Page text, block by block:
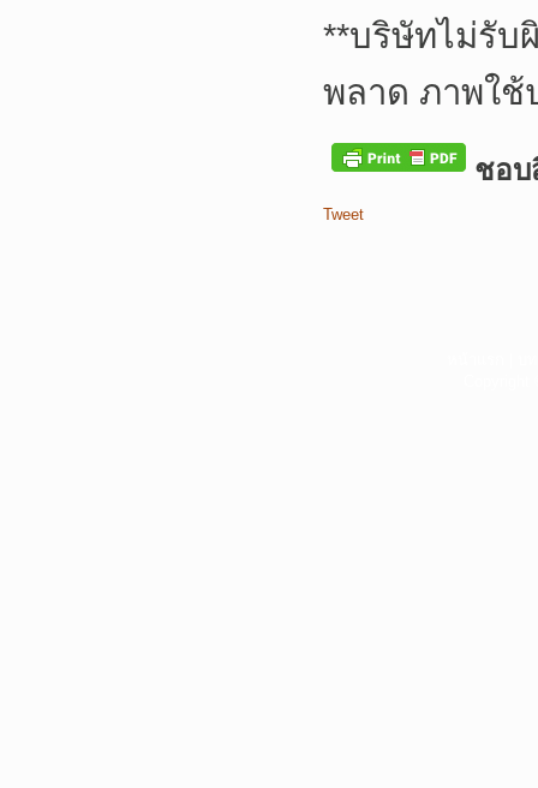
**บริษัทไม่รับ
พลาด ภาพใ
ชอบ
Tweet